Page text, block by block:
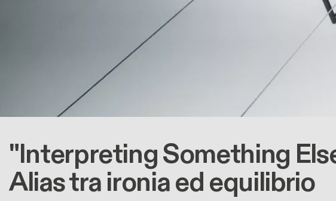
"Interpreting Something
Alias tra ironia ed equilibrio